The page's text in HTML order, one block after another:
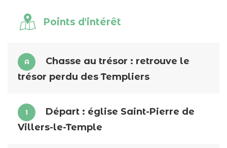
Points d'intérêt
A
Chasse au trésor : retrouve le
trésor perdu des Templiers
1
Départ : église Saint-Pierre de
Villers-le-Temple